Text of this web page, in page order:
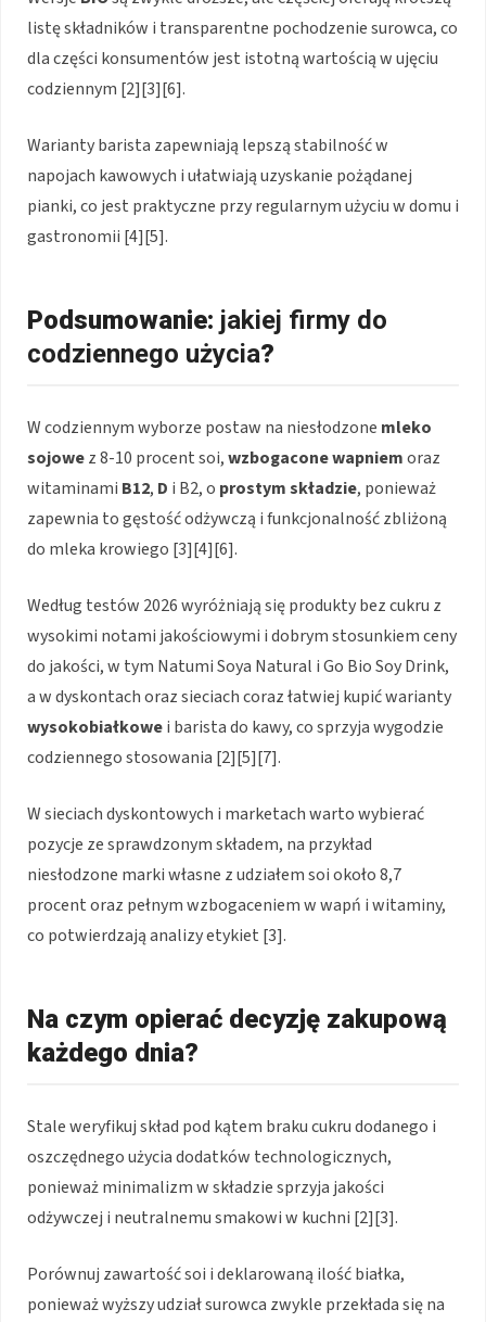
listę składników i transparentne pochodzenie surowca, co
dla części konsumentów jest istotną wartością w ujęciu
codziennym [2][3][6].
Warianty barista zapewniają lepszą stabilność w
napojach kawowych i ułatwiają uzyskanie pożądanej
pianki, co jest praktyczne przy regularnym użyciu w domu i
gastronomii [4][5].
Podsumowanie: jakiej firmy do
codziennego użycia?
W codziennym wyborze postaw na niesłodzone mleko
sojowez 8-10 procent soi,wzbogacone wapniemoraz
witaminami B12, D i B2, o prostym składzie, ponieważ
zapewnia to gęstość odżywczą i funkcjonalność zbliżoną
do mleka krowiego [3][4][6].
Według testów 2026 wyróżniają się produkty bez cukru z
wysokimi notami jakościowymi i dobrym stosunkiem ceny
do jakości, w tym Natumi Soya Natural i Go Bio Soy Drink,
a w dyskontach oraz sieciach coraz łatwiej kupić warianty
wysokobiałkowei barista do kawy, co sprzyja wygodzie
codziennego stosowania [2][5][7].
W sieciach dyskontowych i marketach warto wybierać
pozycje ze sprawdzonym składem, na przykład
niesłodzone marki własne z udziałem soi około 8,7
procent oraz pełnym wzbogaceniem w wapń i witaminy,
co potwierdzają analizy etykiet [3].
Na czym opierać decyzję zakupową
każdego dnia?
Stale weryfikuj skład pod kątem braku cukru dodanego i
oszczędnego użycia dodatków technologicznych,
ponieważ minimalizm w składzie sprzyja jakości
odżywczej i neutralnemu smakowi w kuchni [2][3].
Porównuj zawartość soi i deklarowaną ilość białka,
ponieważ wyższy udział surowca zwykle przekłada się na